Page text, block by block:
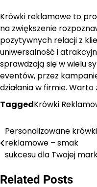
Krówki reklamowe to
na zwiększenie
pozytywnych relacji z
uniwersalność i
sprawdzają się w wielu
eventów, przez
działania w firmie. Warto
TaggedKrówki
Nawigacja
wpisu
Personalizowane krówki
reklamowe – smak
sukcesu dla Twojej
Related Posts